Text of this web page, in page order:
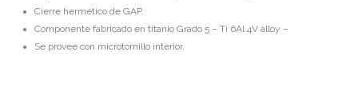
Cierre hermético de GAP.
Componente fabricado en titanio Grado 5 – Ti 6Al 4V alloy –
Se provee con microtornillo interior.